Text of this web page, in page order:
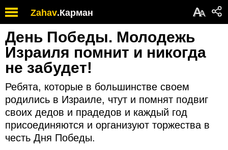
Zahav.Карман АА
День Победы. Молодежь
Израиля помнит и никогда
не забудет!
Ребята, которые в большинстве своем
родились в Израиле, чтут и помнят подвиг
своих дедов и прадедов и каждый год
присоединяются и организуют торжества в
честь Дня Победы.